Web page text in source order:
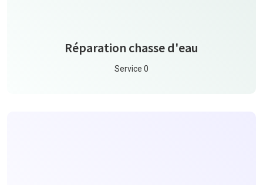
Réparation chasse d'eau
Service 0